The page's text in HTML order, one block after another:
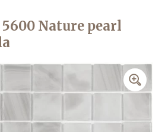
Nature pearl